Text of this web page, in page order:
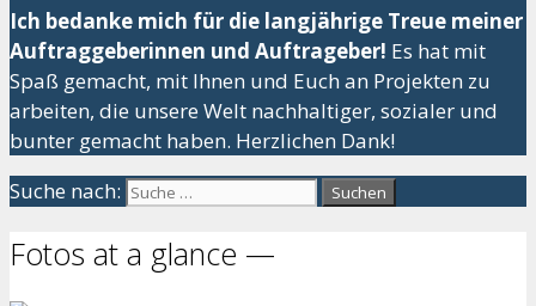
Ich bedanke mich für die langjährige Treue meiner
Auftraggeberinnen und Auftrageber! Es hat mit
Spaß gemacht, mit Ihnen und Euch an Projekten zu
arbeiten, die unsere Welt nachhaltiger, sozialer und
bunter gemacht haben. Herzlichen Dank!
Suche nach:
Fotos at a glance —